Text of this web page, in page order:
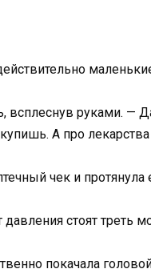
руками. —
А про
чек и протянула
стоят треть
покачала